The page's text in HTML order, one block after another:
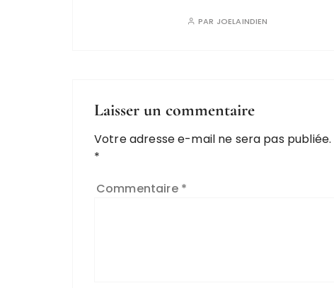
PAR JOELAINDIEN
Laisser un commentaire
Votre adresse e-mail ne sera pas publiée.
*
Commentaire *